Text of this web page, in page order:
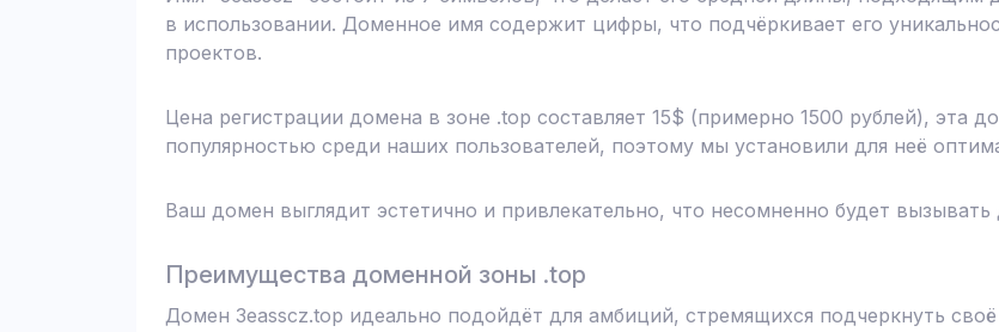
в использовании. Доменное имя содержит цифры, что подчёркивает его
проектов.
Цена регистрации домена в зоне .top составляет 15$ (примерно 1500 рублей), эта
популярностью среди наших пользователей, поэтому мы установили для неё
Ваш домен выглядит эстетично и привлекательно, что несомненно будет
Преимущества доменной зоны .top
Домен 3easscz.top идеально подойдёт для амбиций, стремящихся подчеркнуть